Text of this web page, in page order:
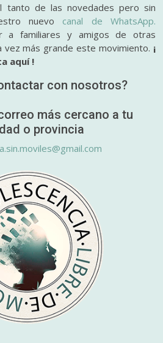
tanto de las novedades pero sin
nuevo canal de WhatsApp.
a familiares y amigos de otras
vez más grande este movimiento. ¡
aquí !
con nosotros?
más cercano a tu
o provincia